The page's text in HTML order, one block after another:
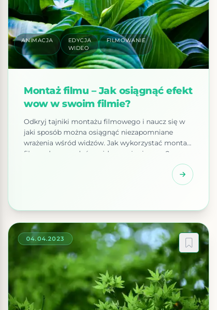
ANIMACJA
EDYCJA
WIDEO
FILMOWANIE
Montaż filmu – Jak osiągnąć efekt
wow w swoim filmie?
Odkryj tajniki montażu filmowego i naucz się w
jaki sposób można osiągnąć niezapomniane
wrażenia wśród widzów. Jak wykorzystać montaż
filmu, aby wywołać u widza wrażenie wow?
Montaż filmu jest jednym z najbardziej istotnych
aspektów tworzenia filmu, ponieważ decyduje o
tym, jak widz odbiera dany obraz. Aby wywołać u
04.04.2023